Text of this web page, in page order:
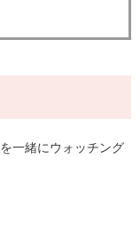
一緒にウォッチング